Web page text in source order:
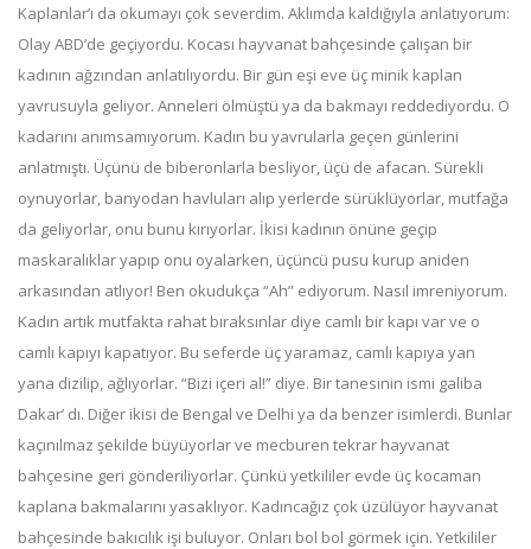
Kaplanlar’ı da okumayı çok severdim. Aklımda kaldığıyla anlatıyorum:
Olay ABD’de geçiyordu. Kocası hayvanat bahçesinde çalışan bir
kadının ağzından anlatılıyordu. Bir gün eşi eve üç minik kaplan
yavrusuyla geliyor. Anneleri ölmüştü ya da bakmayı reddediyordu. O
kadarını anımsamıyorum. Kadın bu yavrularla geçen günlerini
anlatmıştı. Üçünü de biberonlarla besliyor, üçü de afacan. Sürekli
oynuyorlar, banyodan havluları alıp yerlerde sürüklüyorlar, mutfağa
da geliyorlar, onu bunu kırıyorlar. İkisi kadının önüne geçip
maskaralıklar yapıp onu oyalarken, üçüncü pusu kurup aniden
arkasından atlıyor! Ben okudukça “Ah” ediyorum. Nasıl imreniyorum.
Kadın artık mutfakta rahat bıraksınlar diye camlı bir kapı var ve o
camlı kapıyı kapatıyor. Bu seferde üç yaramaz, camlı kapıya yan
yana dizilip, ağlıyorlar. “Bizi içeri al!” diye. Bir tanesinin ismi galiba
Dakar’ dı. Diğer ikisi de Bengal ve Delhi ya da benzer isimlerdi. Bunlar
kaçınılmaz şekilde büyüyorlar ve mecburen tekrar hayvanat
bahçesine geri gönderiliyorlar. Çünkü yetkililer evde üç kocaman
kaplana bakmalarını yasaklıyor. Kadıncağız çok üzülüyor hayvanat
bahçesinde bakıcılık işi buluyor. Onları bol bol görmek için. Yetkililer